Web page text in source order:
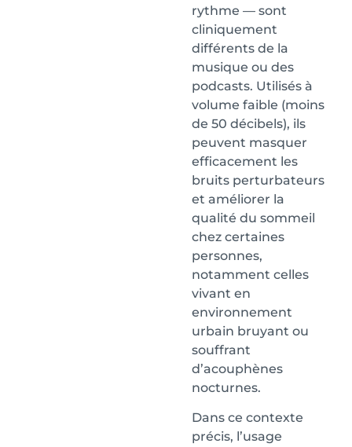
rythme — sont
cliniquement
différents de la
musique ou des
podcasts. Utilisés à
volume faible (moins
de 50 décibels), ils
peuvent masquer
efficacement les
bruits perturbateurs
et améliorer la
qualité du sommeil
chez certaines
personnes,
notamment celles
vivant en
environnement
urbain bruyant ou
souffrant
d’acouphènes
nocturnes.
Dans ce contexte
précis, l’usage